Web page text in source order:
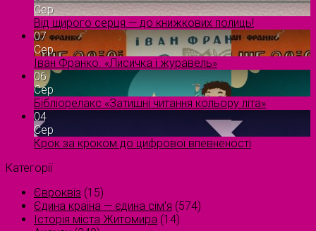
Сер
Від щирого серця — до книжкових полиць!
07
Сер
Іван Франко. «Лисичка і журавель»
06
Сер
Бібліорелакс «Затишні читання кольору літа»
04
Сер
Крок за кроком до цифрової впевненості
Категорії
Євроквіз (15)
Єдина країна — єдина сім’я (574)
Історія міста Житомира (14)